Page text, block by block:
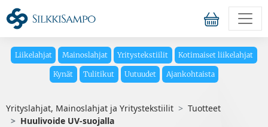
Liikelahjat Mainoslahjat Yritystekstiilit Kotimaiset liikelahjat
Kynät Tulitikut Uutuudet Ajankohtaista
Yrityslahjat, Mainoslahjat ja Yritystekstiilit
Tuotteet
Huulivoide UV-suojalla